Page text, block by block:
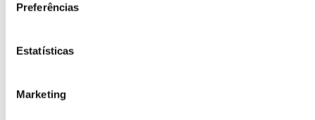
Preferências
Estatísticas
Marketing